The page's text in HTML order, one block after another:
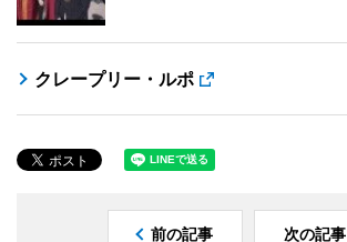
クレープリー・ルポ
前の記事 次の記事